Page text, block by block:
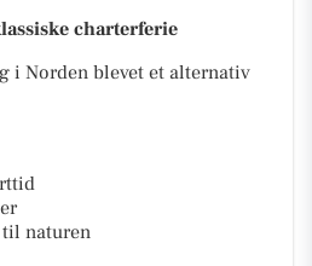
charterferie
i Norden blevet et alternativ
naturen